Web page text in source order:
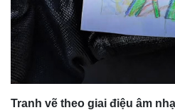
Tranh vẽ theo giai điệu âm